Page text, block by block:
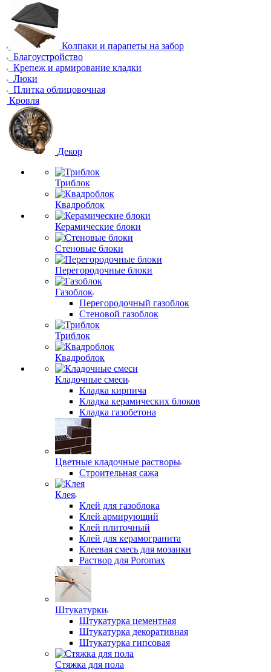
Колпаки и парапеты на забор
Благоустройство
Крепеж и армирование кладки
Люки
Плитка облицовочная
Кровля
Декор
Триблок
Квадроблок
Керамические блоки
Стеновые блоки
Перегородочные блоки
Газоблок
Перегородочный газоблок
Стеновой газоблок
Триблок
Квадроблок
Кладочные смеси
Кладка кирпича
Кладка керамических блоков
Кладка газобетона
Цветные кладочные растворы
Строительная сажа
Клея
Клей для газоблока
Клей армирующий
Клей плиточный
Клей для керамогранита
Клеевая смесь для мозаики
Раствор для Poromax
Штукатурки
Штукатурка цементная
Штукатурка декоративная
Штукатурка гипсовая
Стяжка для пола